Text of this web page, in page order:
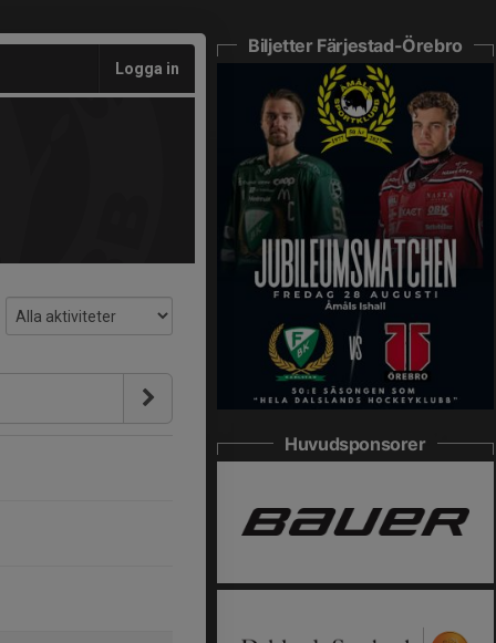
Logga in
Biljetter Färjestad-Örebro
Huvudsponsorer